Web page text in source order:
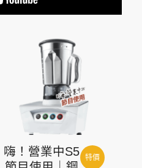
嗨！營業中S5
特價